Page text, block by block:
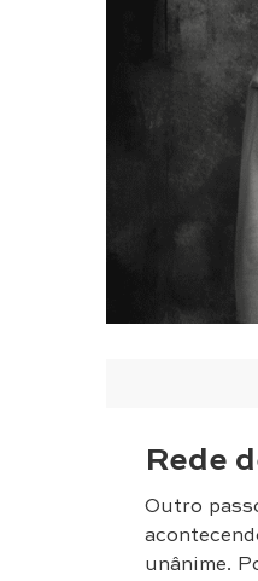
Rede
Outro
unânime.